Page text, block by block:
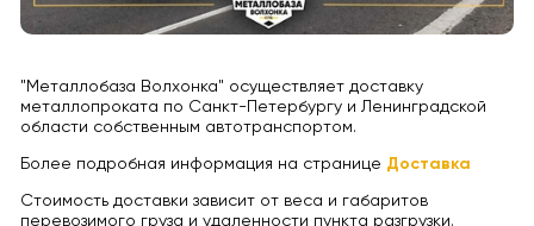
"Металлобаза Волхонка" осуществляет доставку
металлопроката по Санкт-Петербургу и Ленинградской
области собственным автотранспортом.
Более подробная информация на странице Доставка
Стоимость доставки зависит от веса и габаритов
перевозимого груза и удаленности пункта разгрузки.